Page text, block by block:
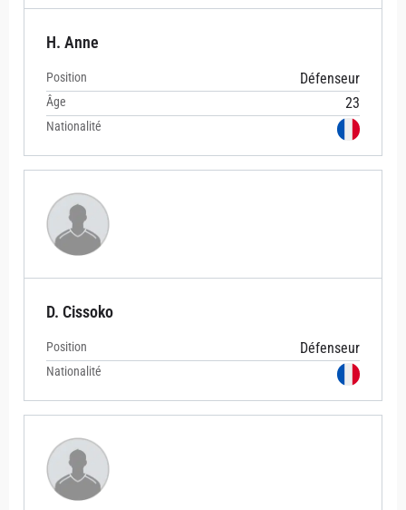
H. Anne
Position Défenseur
Âge 23
Nationalité
D. Cissoko
Position Défenseur
Nationalité